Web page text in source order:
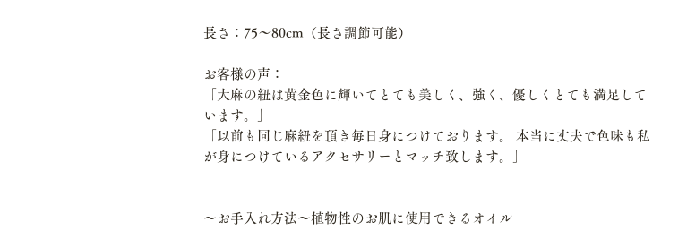
長さ：75～80cm（長さ調節可能）
お客様の声：
「大麻の紐は黄金色に輝いてとても美しく、強く、優しくとても満足して
います。」
「以前も同じ麻紐を頂き毎日身につけております。 本当に丈夫で色味も私
が身につけているアクセサリーとマッチ致します。」
～お手入れ方法～植物性のお肌に使用できるオイル